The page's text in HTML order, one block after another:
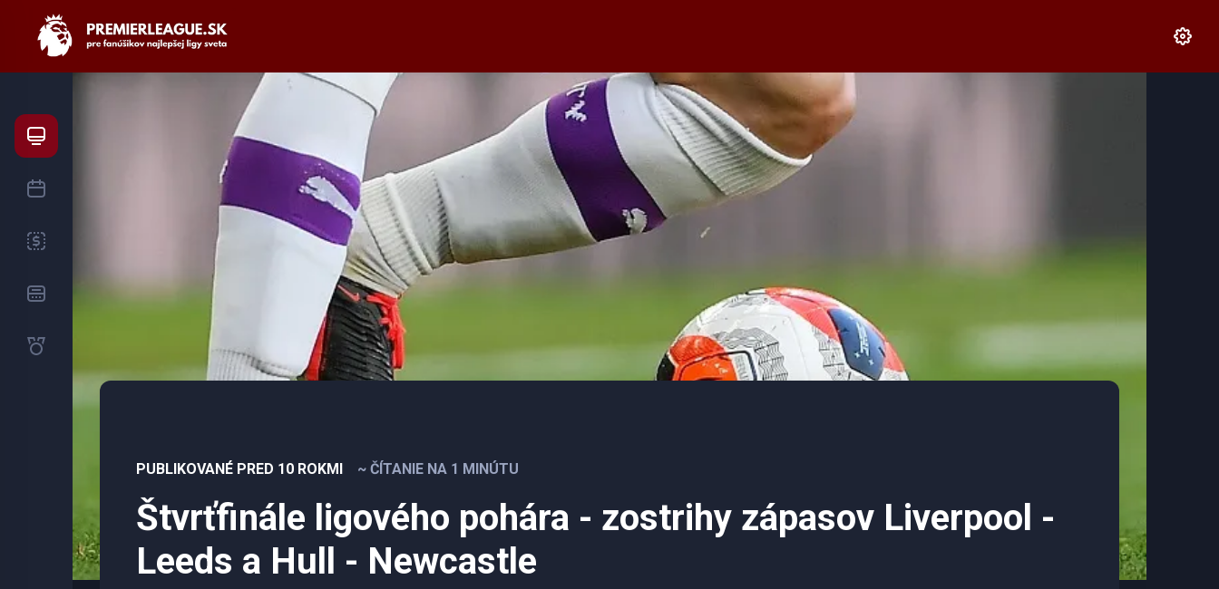
PUBLIKOVANÉ PRED 10 ROKMI ~ ČÍTANIE NA 1 MINÚTU
Štvrťfinále ligového pohára - zostrihy zápasov Liverpool -
Leeds a Hull - Newcastle